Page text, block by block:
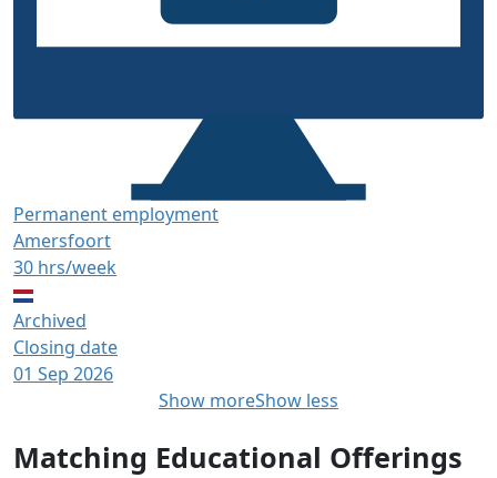
Permanent employment
Amersfoort
30 hrs/week
Archived
Closing date
01 Sep 2026
Show moreShow less
Matching Educational Offerings